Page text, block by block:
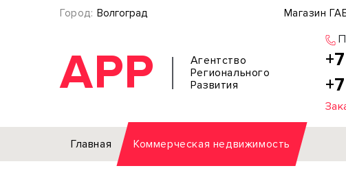
Город: Волгоград Магазин
АРР
Агентство
Регионального
Развития
Главная Коммерческая недвижимость